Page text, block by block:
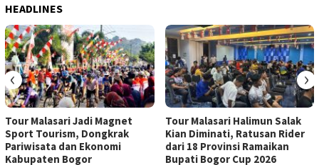
HEADLINES
Tour Malasari Jadi Magnet
Sport Tourism, Dongkrak
Pariwisata dan Ekonomi
Kabupaten Bogor
Tour Malasari Halimun Salak
Kian Diminati, Ratusan Rider
dari 18 Provinsi Ramaikan
Bupati Bogor Cup 2026
‹ ›